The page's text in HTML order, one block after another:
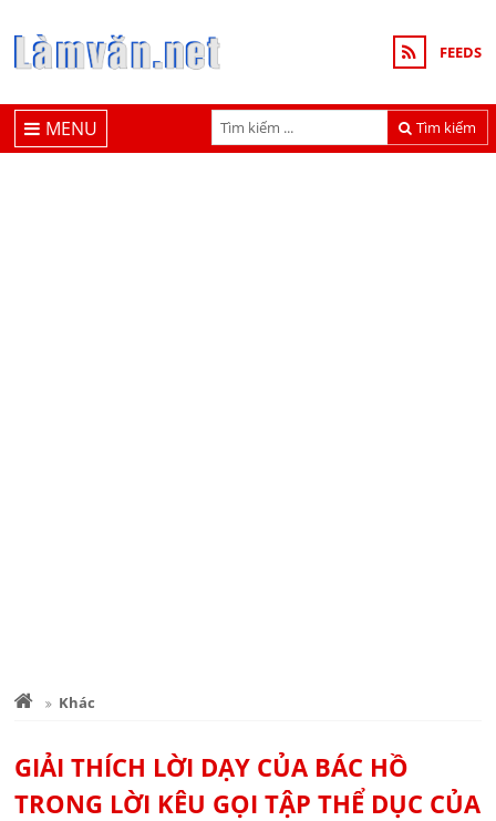
FEEDS
Tìm kiếm
MENU
Khác
GIẢI THÍCH LỜI DẠY CỦA BÁC HỒ
TRONG LỜI KÊU GỌI TẬP THỂ DỤC CỦA